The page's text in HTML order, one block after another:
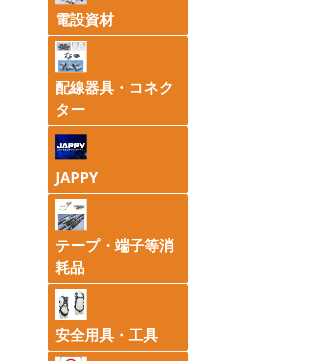
電設資材
配線器具・コネク
ター
JAPPY
テープ・端子等消
耗品
安全用具・工具